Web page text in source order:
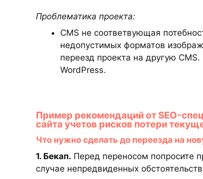
Проблематика проекта:
CMS не соответвующая
недопустимых форматов
переезд проекта на другую
WordPress.
Пример рекомендаций от SEO-
сайта учетов рисков потери
Что нужно сделать до переезда на
1. Бекап. Перед переносом попросите
случае непредвиденных